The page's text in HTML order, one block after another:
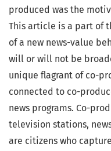
produced was the
This article is a part of
of a new news-value
will or will not be
unique flagrant of co-
connected to co-
news programs. Co-
television stations,
are citizens who